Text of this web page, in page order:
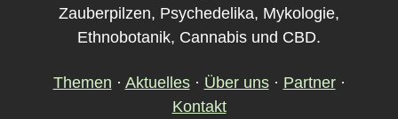
Zauberpilzen, Psychedelika, Mykologie,
Ethnobotanik, Cannabis und CBD.
Themen · Aktuelles· Über uns· Partner·
Kontakt